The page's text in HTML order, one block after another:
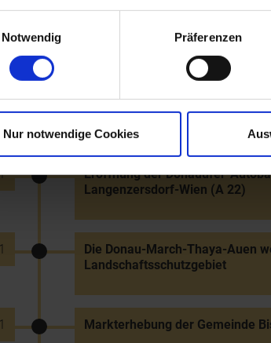
Notwendig
Präferenzen
Nur notwendige Cookies
Start der Ortsbildaktion
Start von "Radio
Eröffnung der Donauufer-
Langenzersdorf-Wien (A 22)
Die Donau-March-Thaya-Auen
Landschaftsschutzgebiet
Markterhebung der Gemeinde